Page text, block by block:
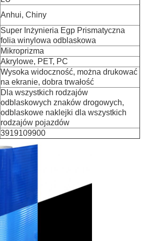
Anhui, Chiny
Super Inżynieria Egp Prismatyczna
folia winylowa odblaskowa
Mikroprizma
Akrylowe, PET, PC
Wysoka widoczność, można drukować
na ekranie, dobra trwałość
Dla wszystkich rodzajów
odblaskowych znaków drogowych,
odblaskowe naklejki dla wszystkich
rodzajów pojazdów
3919109900